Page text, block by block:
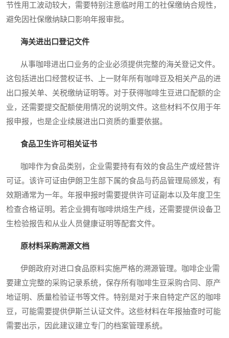
节性用工波动较大，需要特别注意临时用工的社保缴纳合规性，
避免因社保缴纳缺口影响年报审批。
海关进出口登记文件
从事咖啡进出口业务的企业必须提供完整的海关登记文件。
这包括进出口经营权证书、上一财年所有咖啡豆及相关产品的进
出口报关单、关税缴纳证明等。对于获得咖啡生豆进口配额的企
业，还需要提交配额使用情况的说明文件。这些材料不仅用于年
报申报，也是企业续展进出口资质的重要依据。
食品卫生许可相关证书
咖啡作为食品类别，企业需要持有有效的食品生产或经营许
可证。该许可证由伊朗卫生部下属的食品与药品管理局颁发，有
效期通常为一年。年报申报时需要提供许可证副本以及年度卫生
检查合格证明。若企业拥有咖啡烘焙生产线，还需要提供设备卫
生检验报告和从业人员健康证明等配套文件。
原材料采购溯源文档
伊朗政府对进口食品原料实施严格的溯源管理。咖啡企业需
要建立完整的采购记录系统，保存所有咖啡生豆采购合同、原产
地证明、质量检验证书等文件。特别是对于来自特定产区的咖啡
豆，可能需要提供伊斯兰认证文件。这些材料在年报抽查时可能
需要出示，因此建议建立专门的档案管理系统。